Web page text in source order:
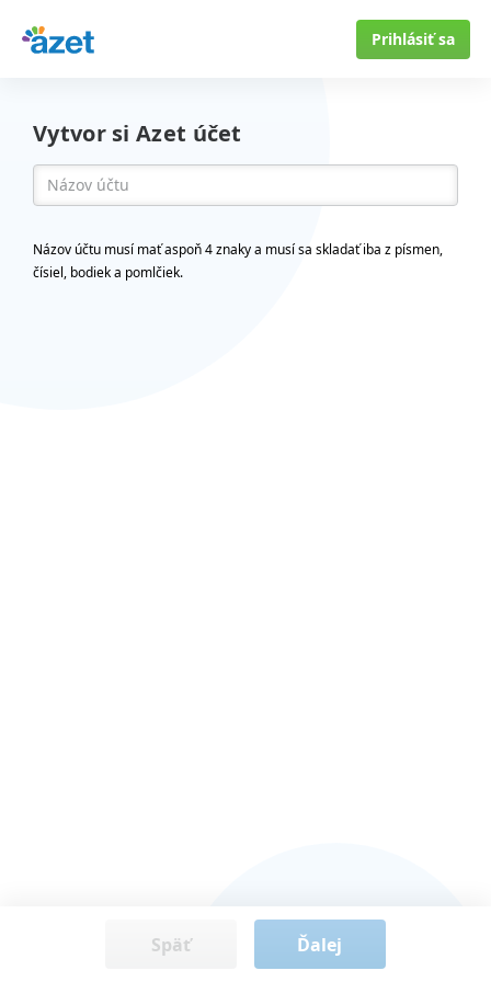
Prihlásiť sa
Vytvor si Azet účet
Názov účtu musí mať aspoň 4 znaky a musí sa skladať iba z písmen,
čísiel, bodiek a pomlčiek.